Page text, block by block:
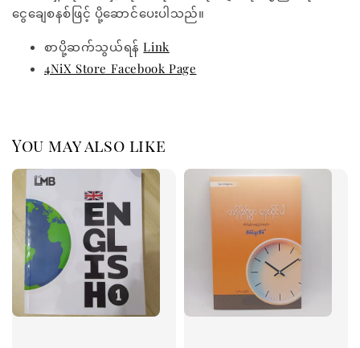
ငွေချေစနစ်ဖြင့် ပို့ဆောင်ပေးပါသည်။
စာပို့ဆက်သွယ်ရန်Link
4NiX Store Facebook Page
You may also like